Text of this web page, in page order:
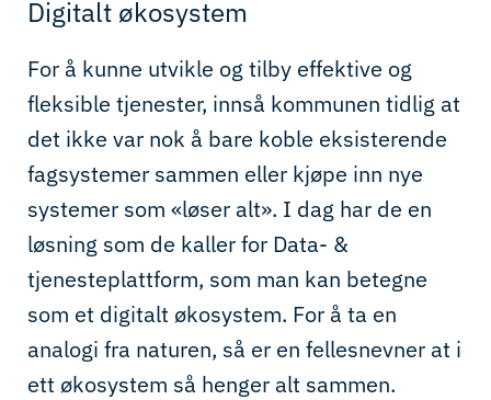
Digitalt økosystem
For å kunne utvikle og tilby effektive og
fleksible tjenester, innså kommunen tidlig at
det ikke var nok å bare koble eksisterende
fagsystemer sammen eller kjøpe inn nye
systemer som «løser alt». I dag har de en
løsning som de kaller for Data- &
tjenesteplattform, som man kan betegne
som et digitalt økosystem. For å ta en
analogi fra naturen, så er en fellesnevner at i
ett økosystem så henger alt sammen.